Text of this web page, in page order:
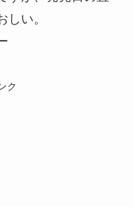
い。
ク